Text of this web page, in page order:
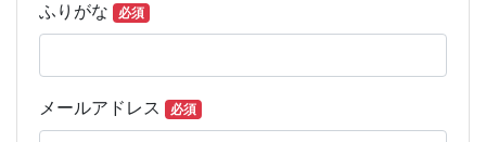
ふりがな 必須
メールアドレス 必須